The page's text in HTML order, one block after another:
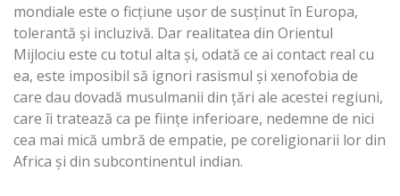
mondiale este o ficțiune ușor de susținut în Europa,
tolerantă și incluzivă. Dar realitatea din Orientul
Mijlociu este cu totul alta și, odată ce ai contact real cu
ea, este imposibil să ignori rasismul și xenofobia de
care dau dovadă musulmanii din țări ale acestei regiuni,
care îi tratează ca pe ființe inferioare, nedemne de nici
cea mai mică umbră de empatie, pe coreligionarii lor din
Africa și din subcontinentul indian.